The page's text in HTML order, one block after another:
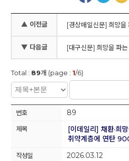
▲ 이전글
▼ 다음글
Total : 89개 (page : 1/6)
89
[이데일리] 채환·희
취약계층에 연탄
2026.03.12